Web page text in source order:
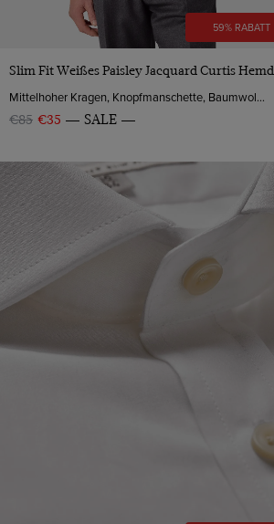
59% RABATT
VORSCHAU
Slim Fit Weißes Paisley Jacquard Curtis Hemd
Mittelhoher Kragen, Knopfmanschette, Baumwolle
€85 €35 SALE